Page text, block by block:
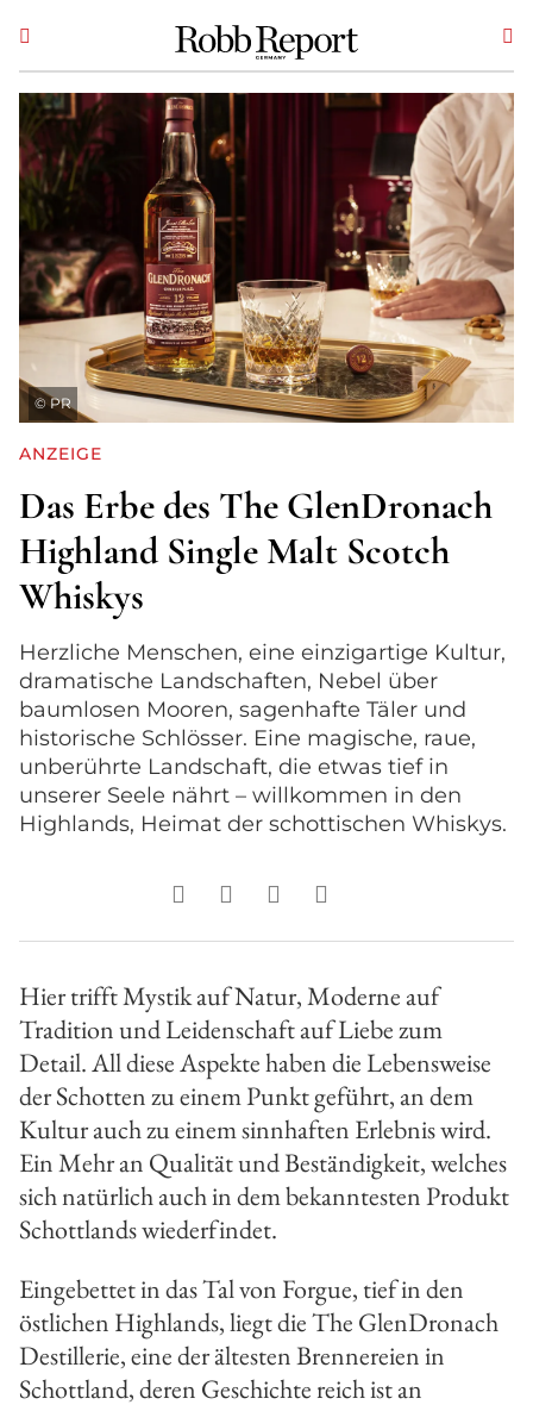
© PR
ANZEIGE
Das Erbe des The GlenDronach
Highland Single Malt Scotch
Whiskys
Herzliche Menschen, eine einzigartige Kultur,
dramatische Landschaften, Nebel über
baumlosen Mooren, sagenhafte Täler und
historische Schlösser. Eine magische, raue,
unberührte Landschaft, die etwas tief in
unserer Seele nährt – willkommen in den
Highlands, Heimat der schottischen Whiskys.
Hier trifft Mystik auf Natur, Moderne auf
Tradition und Leidenschaft auf Liebe zum
Detail. All diese Aspekte haben die Lebensweise
der Schotten zu einem Punkt geführt, an dem
Kultur auch zu einem sinnhaften Erlebnis wird.
Ein Mehr an Qualität und Beständigkeit, welches
sich natürlich auch in dem bekanntesten Produkt
Schottlands wiederfindet.
Eingebettet in das Tal von Forgue, tief in den
östlichen Highlands, liegt die The GlenDronach
Destillerie, eine der ältesten Brennereien in
Schottland, deren Geschichte reich ist an